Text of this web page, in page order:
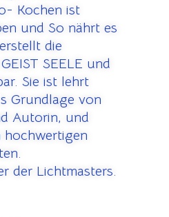
Kochen ist
und So nährt es
die
SEELE und
Sie ist lehrt
Grundlage von
Autorin, und
hochwertigen
der Lichtmasters.